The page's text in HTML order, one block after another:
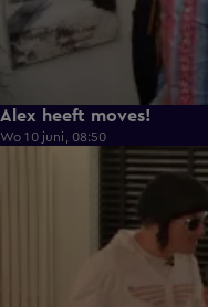
Alex heeft moves!
Wo 10 juni, 08:50